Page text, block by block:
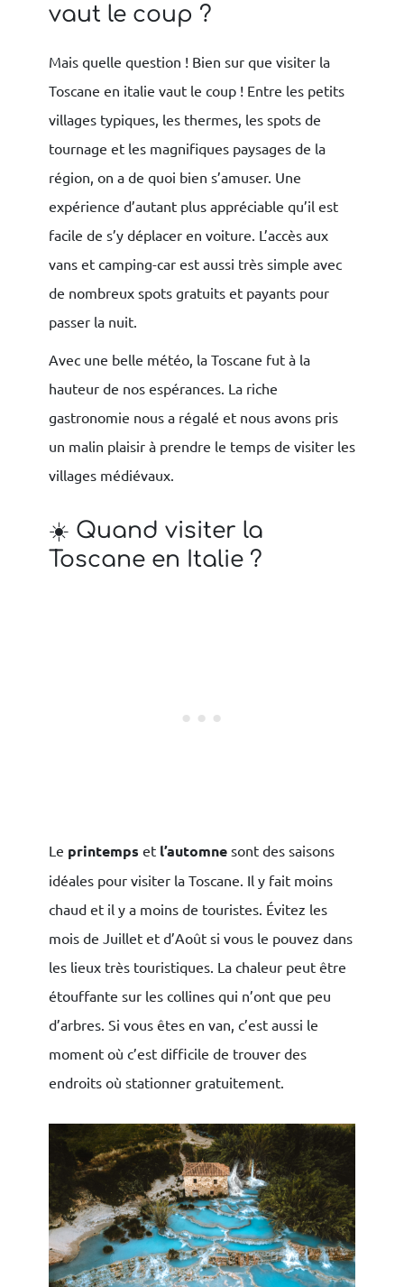
vaut le coup ?
Mais quelle question ! Bien sur que visiter la
Toscane en italie vaut le coup ! Entre les petits
villages typiques, les thermes, les spots de
tournage et les magnifiques paysages de la
région, on a de quoi bien s’amuser. Une
expérience d’autant plus appréciable qu’il est
facile de s’y déplacer en voiture. L’accès aux
vans et camping-car est aussi très simple avec
de nombreux spots gratuits et payants pour
passer la nuit.
Avec une belle météo, la Toscane fut à la
hauteur de nos espérances. La riche
gastronomie nous a régalé et nous avons pris
un malin plaisir à prendre le temps de visiter les
villages médiévaux.
☀️ Quand visiter la
Toscane en Italie ?
Le printemps et l’automnesont des saisons
idéales pour visiter la Toscane. Il y fait moins
chaud et il y a moins de touristes. Évitez les
mois de Juillet et d’Août si vous le pouvez dans
les lieux très touristiques. La chaleur peut être
étouffante sur les collines qui n’ont que peu
d’arbres. Si vous êtes en van, c’est aussi le
moment où c’est difficile de trouver des
endroits où stationner gratuitement.